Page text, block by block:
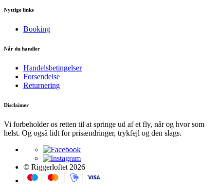
Nyttige links
Booking
Når du handler
Handelsbetingelser
Forsendelse
Returnering
Disclaimer
Vi forbeholder os retten til at springe ud af et fly, når og hvor som
helst. Og også lidt for prisændringer, trykfejl og den slags.
© Riggerloftet 2026